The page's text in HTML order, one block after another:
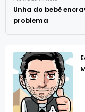
Unha do bebê
problema